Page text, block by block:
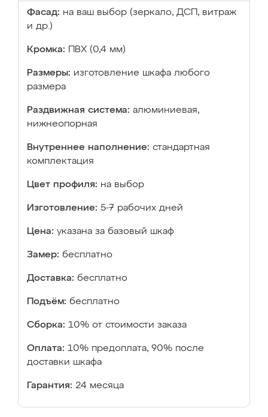
Фасад: на ваш выбор (зеркало, ДСП, витраж
и др.)
Кромка: ПВХ (0,4 мм)
Размеры: изготовление шкафа любого
размера
Раздвижная система: алюминиевая,
нижнеопорная
Внутреннее наполнение: стандартная
комплектация
Цвет профиля: на выбор
Изготовление: 5-7 рабочих дней
Цена: указана за базовый шкаф
Замер: бесплатно
Доставка: бесплатно
Подъём: бесплатно
Сборка: 10% от стоимости заказа
Оплата: 10% предоплата, 90% после
доставки шкафа
Гарантия: 24 месяца